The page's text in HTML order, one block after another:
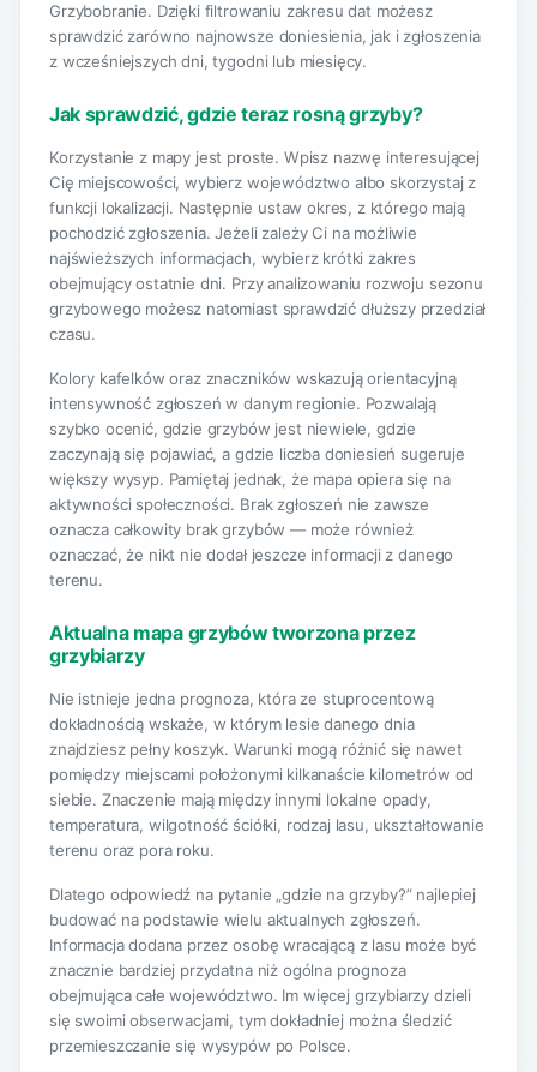
Grzybobranie. Dzięki filtrowaniu zakresu dat możesz
sprawdzić zarówno najnowsze doniesienia, jak i zgłoszenia
z wcześniejszych dni, tygodni lub miesięcy.
Jak sprawdzić, gdzie teraz rosną grzyby?
Korzystanie z mapy jest proste. Wpisz nazwę interesującej
Cię miejscowości, wybierz województwo albo skorzystaj z
funkcji lokalizacji. Następnie ustaw okres, z którego mają
pochodzić zgłoszenia. Jeżeli zależy Ci na możliwie
najświeższych informacjach, wybierz krótki zakres
obejmujący ostatnie dni. Przy analizowaniu rozwoju sezonu
grzybowego możesz natomiast sprawdzić dłuższy przedział
czasu.
Kolory kafelków oraz znaczników wskazują orientacyjną
intensywność zgłoszeń w danym regionie. Pozwalają
szybko ocenić, gdzie grzybów jest niewiele, gdzie
zaczynają się pojawiać, a gdzie liczba doniesień sugeruje
większy wysyp. Pamiętaj jednak, że mapa opiera się na
aktywności społeczności. Brak zgłoszeń nie zawsze
oznacza całkowity brak grzybów — może również
oznaczać, że nikt nie dodał jeszcze informacji z danego
terenu.
Aktualna mapa grzybów tworzona przez
grzybiarzy
Nie istnieje jedna prognoza, która ze stuprocentową
dokładnością wskaże, w którym lesie danego dnia
znajdziesz pełny koszyk. Warunki mogą różnić się nawet
pomiędzy miejscami położonymi kilkanaście kilometrów od
siebie. Znaczenie mają między innymi lokalne opady,
temperatura, wilgotność ściółki, rodzaj lasu, ukształtowanie
terenu oraz pora roku.
Dlatego odpowiedź na pytanie „gdzie na grzyby?” najlepiej
budować na podstawie wielu aktualnych zgłoszeń.
Informacja dodana przez osobę wracającą z lasu może być
znacznie bardziej przydatna niż ogólna prognoza
obejmująca całe województwo. Im więcej grzybiarzy dzieli
się swoimi obserwacjami, tym dokładniej można śledzić
przemieszczanie się wysypów po Polsce.